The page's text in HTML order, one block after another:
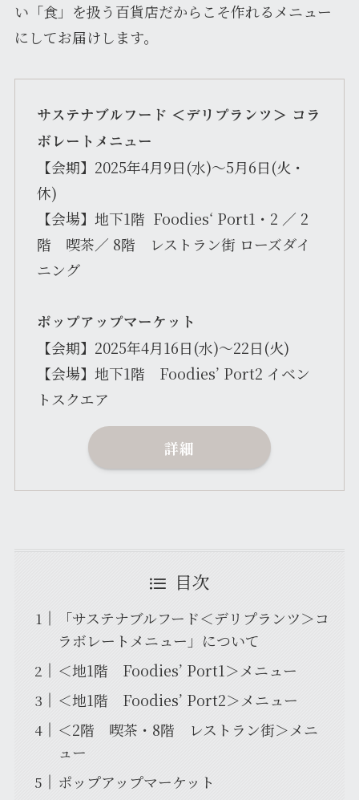
い「食」を扱う百貨店だからこそ作れるメニュー
にしてお届けします。
サステナブルフード ＜デリプランツ＞ コラ
ボレートメニュー
【会期】2025年4月9日(水)～5月6日(火・
休)
【会場】地下1階 Foodies‘ Port1・2 ／ 2
階 喫茶／ 8階 レストラン街 ローズダイ
ニング
ポップアップマーケット
【会期】2025年4月16日(水)～22日(火)
【会場】地下1階 Foodies’ Port2 イベン
トスクエア
詳細
目次
「サステナブルフード＜デリプランツ＞コ
ラボレートメニュー」について
＜地1階 Foodies’ Port1＞メニュー
＜地1階 Foodies’ Port2＞メニュー
＜2階 喫茶・8階 レストラン街＞メニ
ュー
ポップアップマーケット